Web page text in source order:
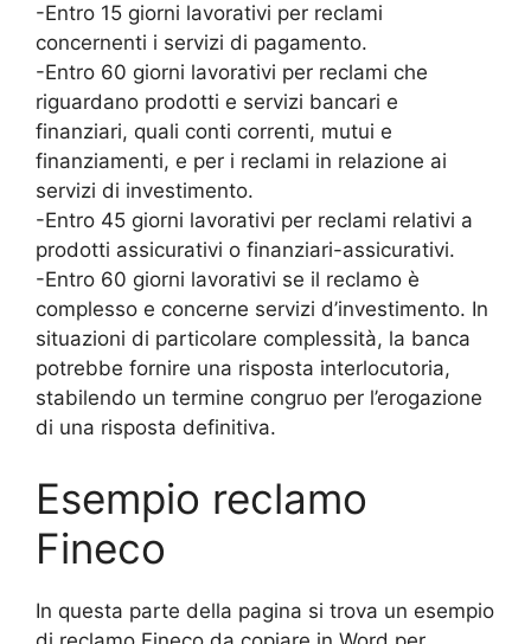
-Entro 15 giorni lavorativi per reclami
concernenti i servizi di pagamento.
-Entro 60 giorni lavorativi per reclami che
riguardano prodotti e servizi bancari e
finanziari, quali conti correnti, mutui e
finanziamenti, e per i reclami in relazione ai
servizi di investimento.
-Entro 45 giorni lavorativi per reclami relativi a
prodotti assicurativi o finanziari-assicurativi.
-Entro 60 giorni lavorativi se il reclamo è
complesso e concerne servizi d’investimento. In
situazioni di particolare complessità, la banca
potrebbe fornire una risposta interlocutoria,
stabilendo un termine congruo per l’erogazione
di una risposta definitiva.
Esempio reclamo
Fineco
In questa parte della pagina si trova un esempio